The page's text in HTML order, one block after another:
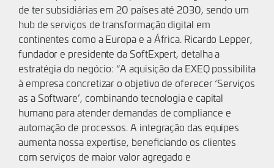
de ter subsidiárias em 20 países até 2030, sendo um
hub de serviços de transformação digital em
continentes como a Europa e a África. Ricardo Lepper,
fundador e presidente da SoftExpert, detalha a
estratégia do negócio: “A aquisição da EXEQ possibilita
à empresa concretizar o objetivo de oferecer ‘Serviços
as a Software’, combinando tecnologia e capital
humano para atender demandas de compliance e
automação de processos. A integração das equipes
aumenta nossa expertise, beneficiando os clientes
com serviços de maior valor agregado e